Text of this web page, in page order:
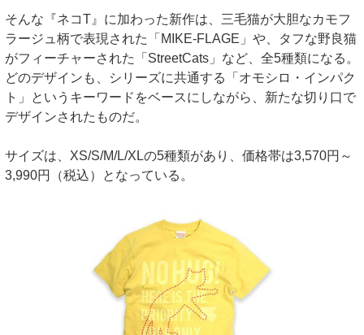
そんな『ネコT』に加わった新作は、三毛猫が大胆なカモフ
ラージュ柄で表現された「MIKE-FLAGE」や、タフな野良猫
がフィーチャーされた「StreetCats」など、全5種類になる。
どのデザインも、シリーズに共通する「オモシロ・インパク
ト」というキーワードをベースにしながら、新たな切り口で
デザインされたものだ。
サイズは、XS/S/M/L/XLの5種類があり、価格帯は3,570円～
3,990円（税込）となっている。